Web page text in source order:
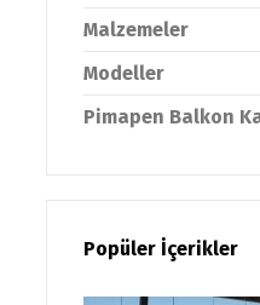
Malzemeler
Modeller
Pimapen Balkon
Popüler İçerikler